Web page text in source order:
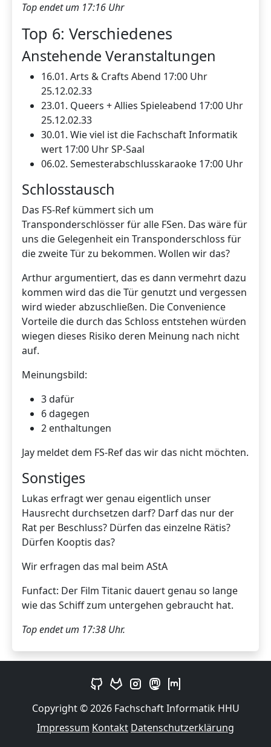
Top endet um 17:16 Uhr
Top 6: Verschiedenes
Anstehende Veranstaltungen
16.01. Arts & Crafts Abend 17:00 Uhr
25.12.02.33
23.01. Queers + Allies Spieleabend 17:00 Uhr
25.12.02.33
30.01. Wie viel ist die Fachschaft Informatik
wert 17:00 Uhr SP-Saal
06.02. Semesterabschlusskaraoke 17:00 Uhr
Schlosstausch
Das FS-Ref kümmert sich um
Transponderschlösser für alle FSen. Das wäre für
uns die Gelegenheit ein Transponderschloss für
die zweite Tür zu bekommen. Wollen wir das?
Arthur argumentiert, das es dann vermehrt dazu
kommen wird das die Tür genutzt und vergessen
wird wieder abzuschließen. Die Convenience
Vorteile die durch das Schloss entstehen würden
wiegen dieses Risiko deren Meinung nach nicht
auf.
Meinungsbild:
3 dafür
6 dagegen
2 enthaltungen
Jay meldet dem FS-Ref das wir das nicht möchten.
Sonstiges
Lukas erfragt wer genau eigentlich unser
Hausrecht durchsetzen darf? Darf das nur der
Rat per Beschluss? Dürfen das einzelne Rätis?
Dürfen Kooptis das?
Wir erfragen das mal beim AStA
Funfact: Der Film Titanic dauert genau so lange
wie das Schiff zum untergehen gebraucht hat.
Top endet um 17:38 Uhr.
Copyright © 2026 Fachschaft Informatik HHU
Impressum Kontakt Datenschutzerklärung